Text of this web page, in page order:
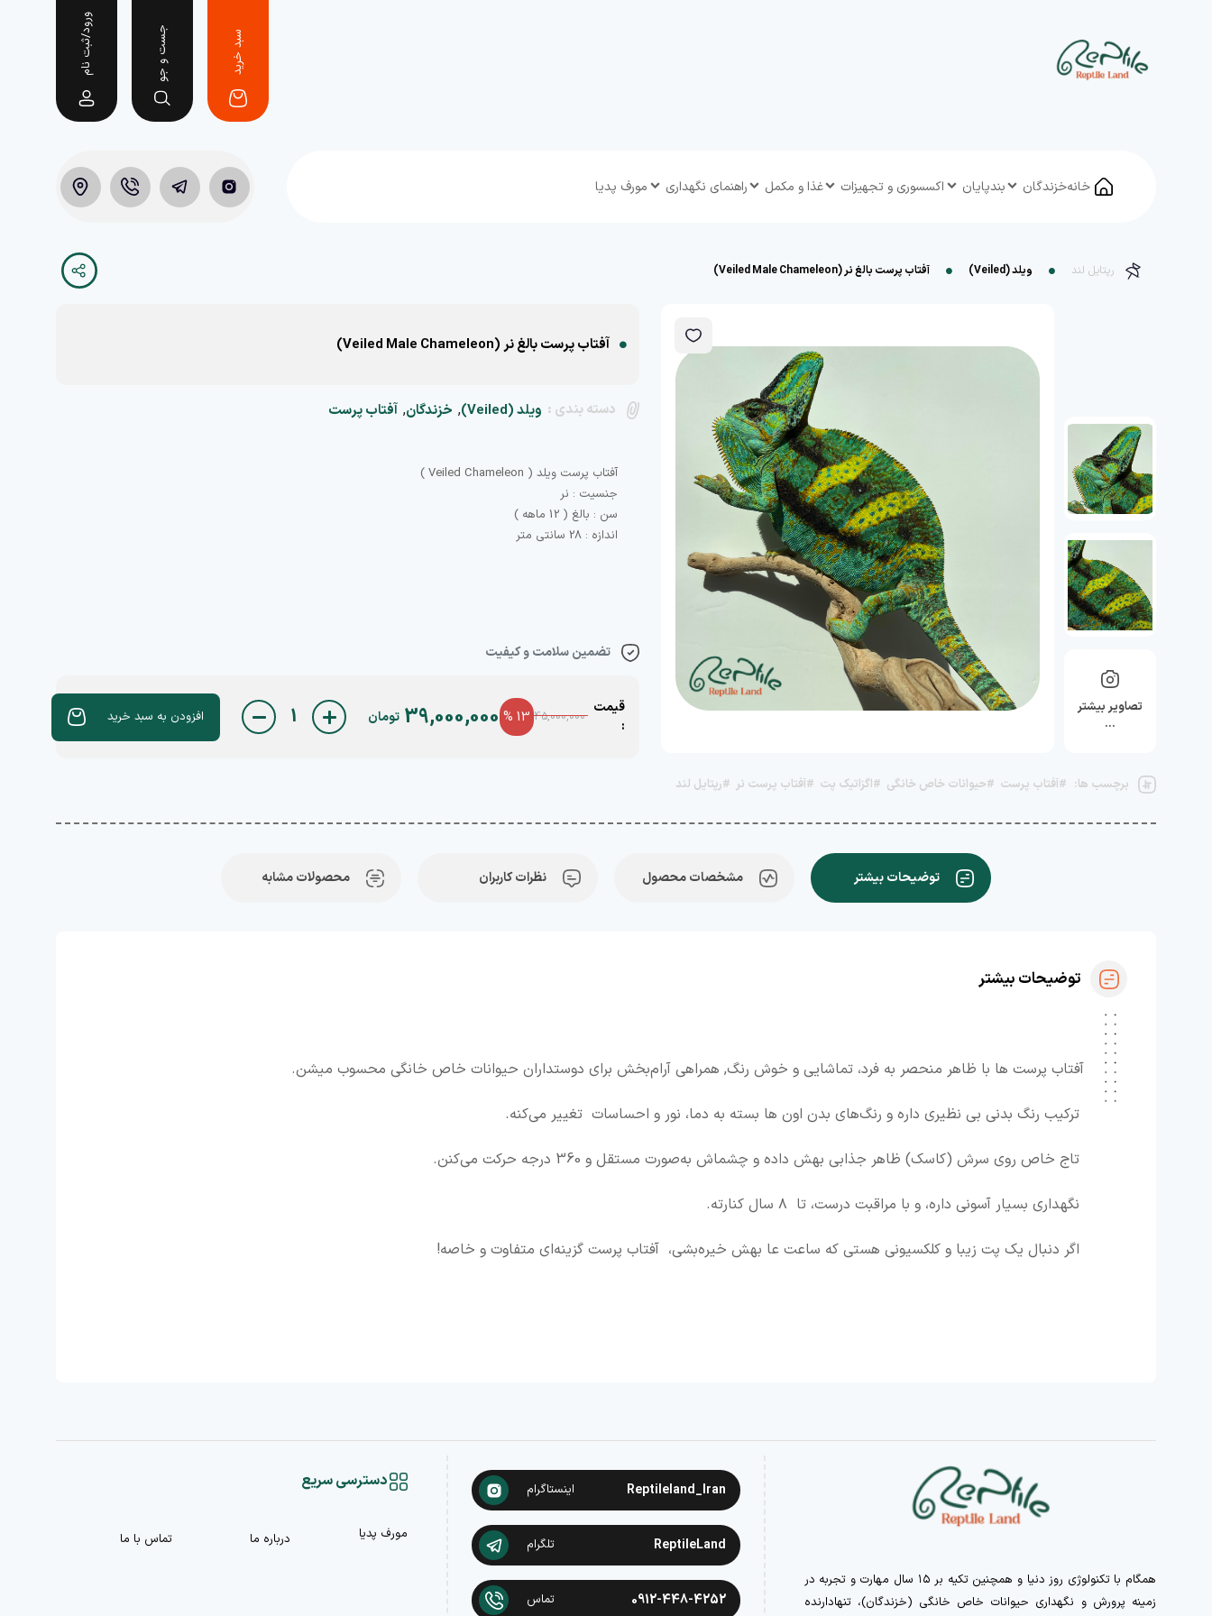
سبد خرید جست و جو ورود/ثبت نام
خانهخزندگان بندپایان اکسسوری و تجهیزات غذا و مکمل راهنمای نگهداری مورف پدیا
رپتایل لند ویلد (Veiled) آفتاب پرست بالغ نر (Veiled Male Chameleon)
تصاویر بیشتر
…
آفتاب پرست بالغ نر (Veiled Male Chameleon)
دسته بندی : ویلد (Veiled) , خزندگان, آفتاب پرست
اندازه : 28 سانتی متر
تضمین سلامت و کیفیت
قیمت
:
45,000,000
13 %
39,000,000 تومان 1 افزودن به سبد خرید
برچسب ها: #آفتاب پرست #حیوانات خاص خانگی #اگزاتیک پت #آفتاب پرست نر #رپتایل لند
توضیحات بیشتر مشخصات محصول نظرات کاربران محصولات مشابه
توضیحات بیشتر
آفتاب پرست ها با ظاهر منحصر به فرد، تماشایی و خوش رنگ, همراهی آرام‌بخش برای دوستداران حیوانات خاص خانگی محسوب میشن.
ترکیب رنگ بدنی بی نظیری داره و رنگ‌های بدن اون ها بسته به دما، نور و احساسات تغییر می‌کنه.
تاج خاص روی سرش (کاسک) ظاهر جذابی بهش داده و چشماش به‌صورت مستقل و 360 درجه حرکت می‌کنن.
نگهداری‌ بسیار آسونی داره، و با مراقبت درست، تا ۸ سال کنارته.
اگر دنبال یک پت زیبا و کلکسیونی هستی که ساعت عا بهش خیره‌بشی، آفتاب پرست گزینه‌ای متفاوت و خاصه!
همگام با تکنولوژی روز دنیا و همچنین تکیه بر ۱۵ سال مهارت و تجربه در
زمینه پرورش و نگهداری حیوانات خاص خانگی (خزندگان)، تنهادارنده
Reptileland_Iran اینستاگرام
ReptileLand تلگرام
0912-448-4252 تماس
دسترسی سریع
مورف پدیا درباره ما تماس با ما